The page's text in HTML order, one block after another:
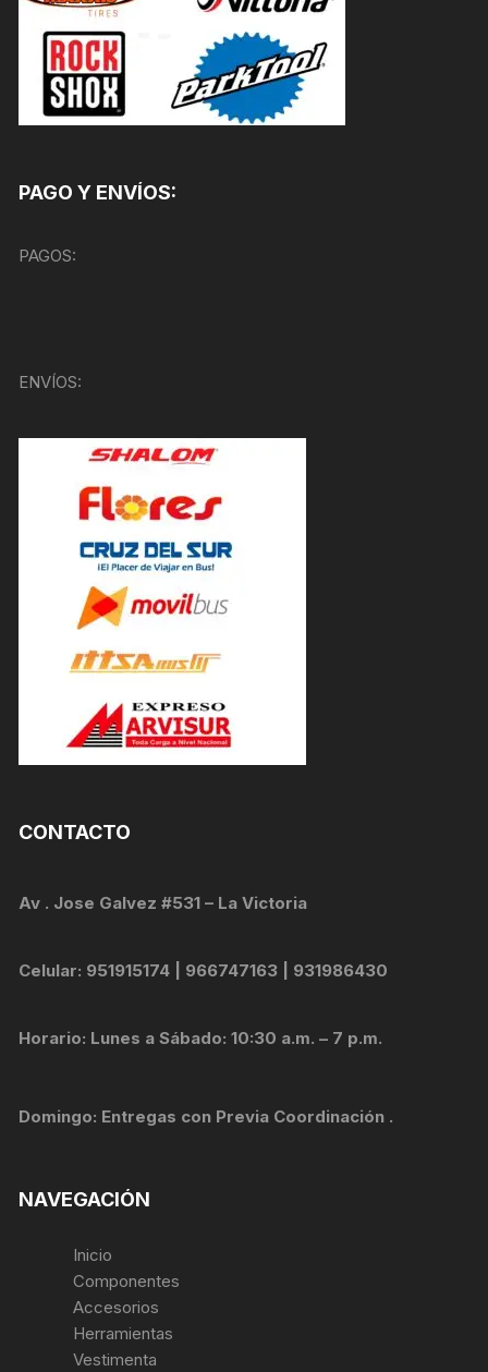
PAGO Y ENVÍOS:
PAGOS:
ENVÍOS:
CONTACTO
Av . Jose Galvez #531 – La Victoria
Celular: 951915174 | 966747163 | 931986430
Horario: Lunes a Sábado: 10:30 a.m. – 7 p.m.
Domingo: Entregas con Previa Coordinación .
NAVEGACIÓN
Inicio
Componentes
Accesorios
Herramientas
Vestimenta